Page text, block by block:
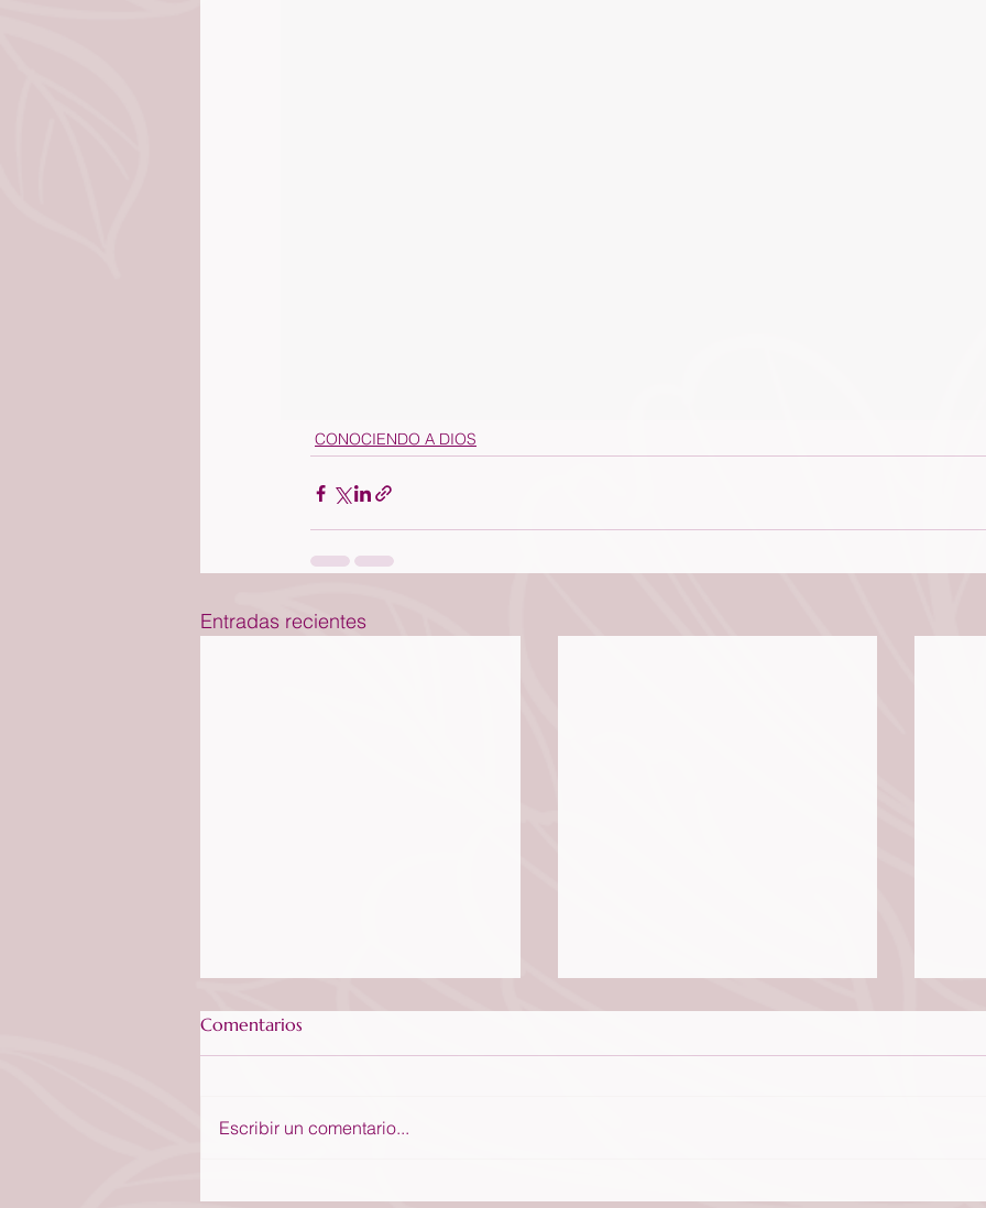
CONOCIENDO A DIOS
Entradas recientes
La humildad que atrae Su Dios sana todas tus dolencias - El
Comentarios
Escribir un comentario...